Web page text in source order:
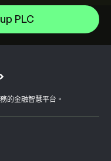
PLC
的金融智慧平台。